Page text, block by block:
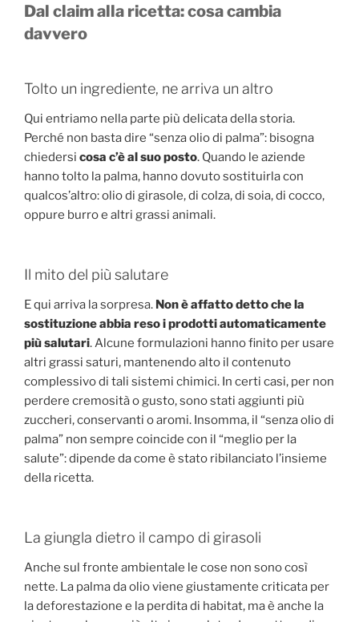
Dal claim alla ricetta: cosa cambia
davvero
Tolto un ingrediente, ne arriva un altro
Qui entriamo nella parte più delicata della storia.
Perché non basta dire “senza olio di palma”: bisogna
chiedersi cosa c’è al suo posto. Quando le aziende
hanno tolto la palma, hanno dovuto sostituirla con
qualcos’altro: olio di girasole, di colza, di soia, di cocco,
oppure burro e altri grassi animali.
Il mito del più salutare
E qui arriva la sorpresa. Non è affatto detto che la
sostituzione abbia reso i prodotti automaticamente
più salutari. Alcune formulazioni hanno finito per usare
altri grassi saturi, mantenendo alto il contenuto
complessivo di tali sistemi chimici. In certi casi, per non
perdere cremosità o gusto, sono stati aggiunti più
zuccheri, conservanti o aromi. Insomma, il “senza olio di
palma” non sempre coincide con il “meglio per la
salute”: dipende da come è stato ribilanciato l’insieme
della ricetta.
La giungla dietro il campo di girasoli
Anche sul fronte ambientale le cose non sono così
nette. La palma da olio viene giustamente criticata per
la deforestazione e la perdita di habitat, ma è anche la